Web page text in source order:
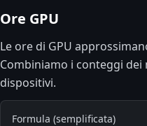
Ore GPU
Le ore di GPU
Combiniamo i conteggi
dispositivi.
Formula (semplificata)